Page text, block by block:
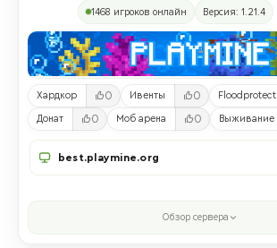
1468 игроков онлайн Версия: 1.21.4
Хардкор 0 Ивенты 0 Floodprotect
Донат 0 Моб арена 0 Выживание
best.playmine.org
Обзор сервера